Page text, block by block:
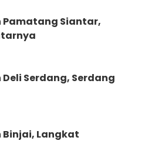
Siantar,
Serdang, Serdang
Langkat